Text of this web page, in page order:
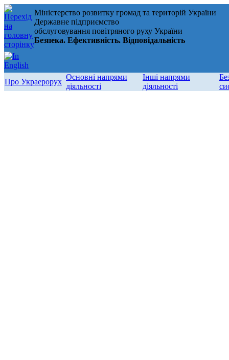
Міністерство розвитку громад та територій України
Державне підприємство
обслуговування повітряного руху України
Безпека. Ефективність. Відповідальність
Про Украерорух
Основні напрями
діяльності
Інші напрями
діяльності